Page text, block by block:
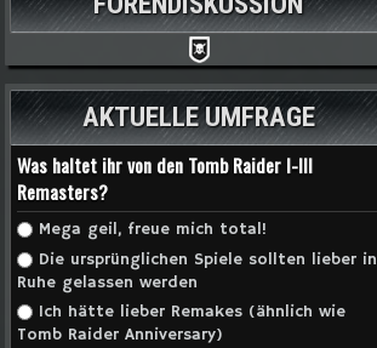
AKTUELLE UMFRAGE
Was haltet ihr von den Tomb Raider I-III
Remasters?
Auswahlmöglichkeiten
Mega geil, freue mich total!
Die ursprünglichen Spiele sollten lieber in
Ruhe gelassen werden
Ich hätte lieber Remakes (ähnlich wie
Tomb Raider Anniversary)